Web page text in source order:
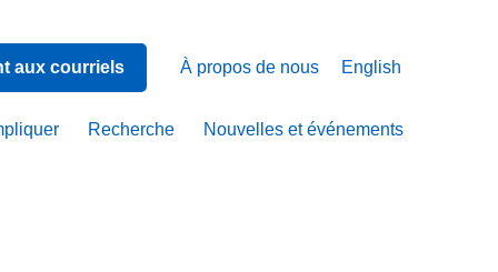
aux courriels À propos de nous English
Recherche Nouvelles et événements